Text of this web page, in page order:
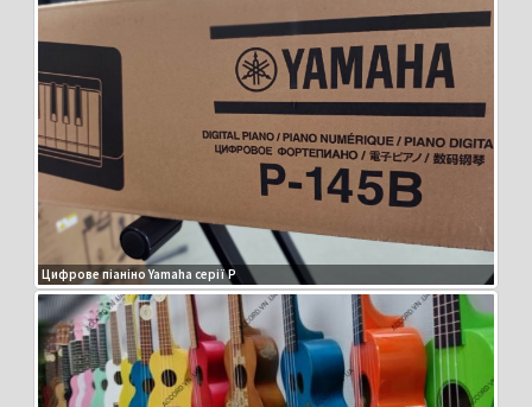
Цифрове піаніно Yamaha серії P